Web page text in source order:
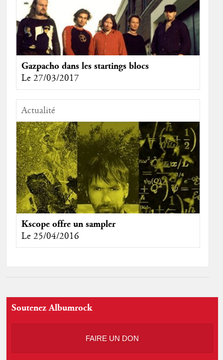
Gazpacho dans les startings blocs
Le 27/03/2017
Actualité
Kscope offre un sampler
Le 25/04/2016
Soutenez Albumrock
FAIRE UN DON